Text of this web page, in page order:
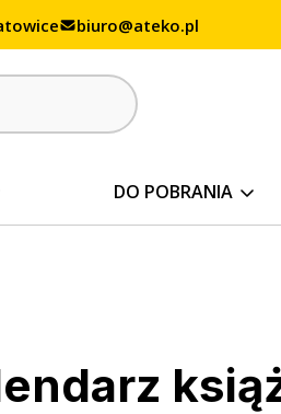
biuro@ateko.pl
DO POBRANIA